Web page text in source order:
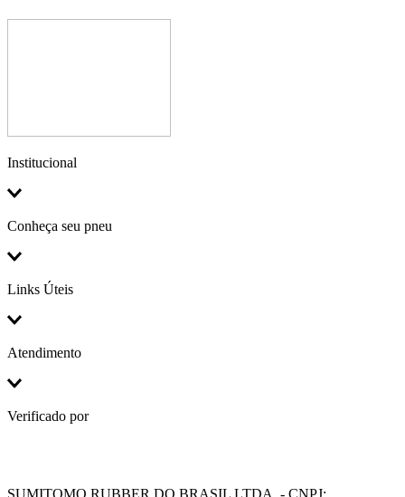
Institucional
Conheça seu pneu
Links Úteis
Atendimento
Verificado por
SUMITOMO RUBBER DO BRASIL LTDA. - CNPJ: